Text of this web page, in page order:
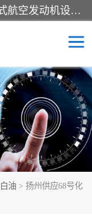
航空煤油（Jet Fuel）是专门为喷气式航空发动机设计的高纯度燃料，主要分为Jet A、Jet A-1和Jet B等类型。其特点是闪点高、低温流动性好，并添加了抗静电剂和抗氧化剂以确保飞行安全。航空煤油需
油 > 扬州供应68号化
溶剂油
溶剂油
溶剂油
胶